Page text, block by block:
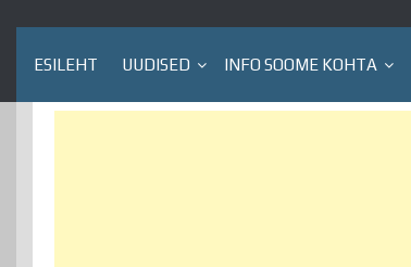
ESILEHT UUDISED INFO SOOME KOHTA